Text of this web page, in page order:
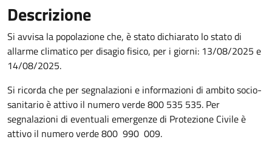
Descrizione
Si avvisa la popolazione che, è stato dichiarato lo stato di
allarme climatico per disagio fisico, per i giorni: 13/08/2025 e
14/08/2025.
Si ricorda che per segnalazioni e informazioni di ambito socio-
sanitario è attivo il numero verde 800 535 535. Per
segnalazioni di eventuali emergenze di Protezione Civile è
attivo il numero verde 800 990 009.